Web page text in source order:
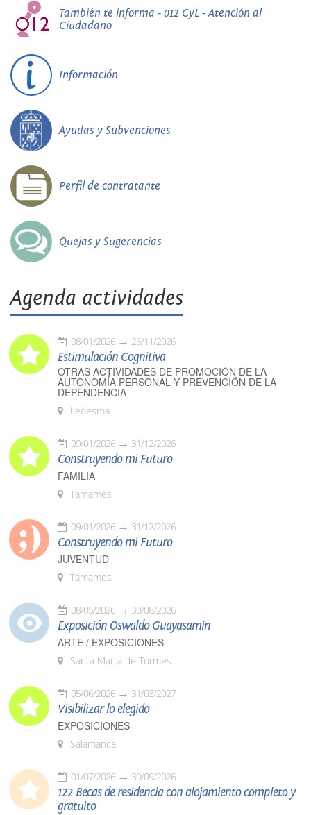
También te informa - 012 CyL - Atención al
Ciudadano
Información
Ayudas y Subvenciones
Perfil de contratante
Quejas y Sugerencias
Agenda actividades
08/01/2026 26/11/2026
Estimulación Cognitiva
OTRAS ACTIVIDADES DE PROMOCIÓN DE LA
AUTONOMÍA PERSONAL Y PREVENCIÓN DE LA
DEPENDENCIA
Ledesma
09/01/2026 31/12/2026
Construyendo mi Futuro
FAMILIA
Tamames
09/01/2026 31/12/2026
Construyendo mi Futuro
JUVENTUD
Tamames
08/05/2026 30/08/2026
Exposición Oswaldo Guayasamín
ARTE / EXPOSICIONES
Santa Marta de Tormes
05/06/2026 31/03/2027
Visibilizar lo elegido
EXPOSICIONES
Salamanca
01/07/2026 30/09/2026
122 Becas de residencia con alojamiento completo y
gratuito